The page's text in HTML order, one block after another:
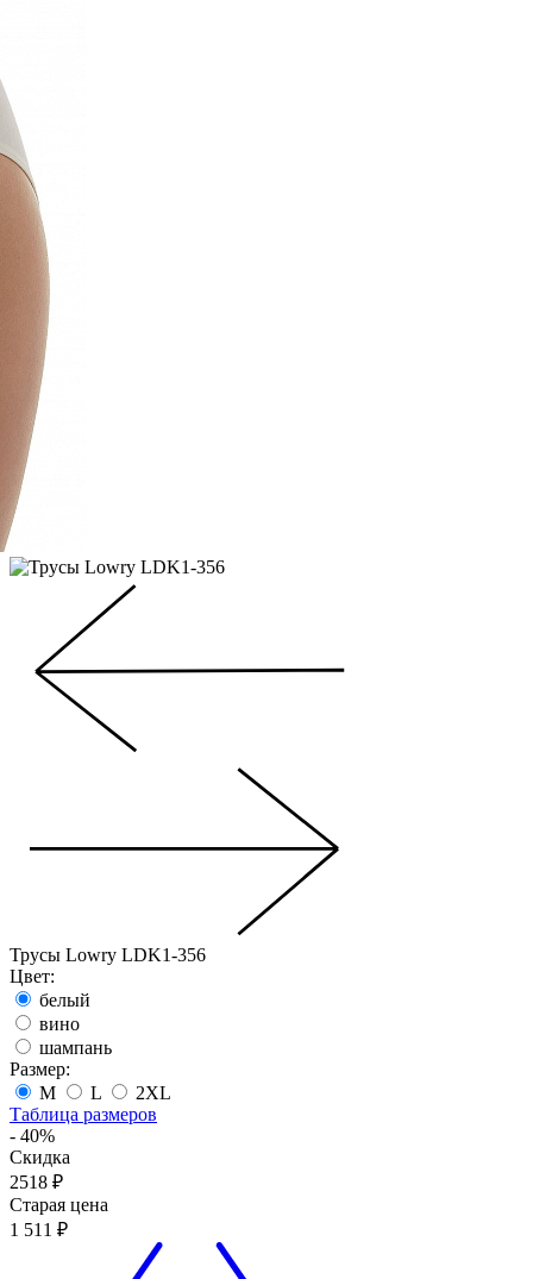
Трусы Lowry LDK1-356
Цвет:
белый
вино
шампань
Размер:
M
L
2XL
Таблица размеров
- 40%
Скидка
2518 ₽
Старая цена
1 511 ₽